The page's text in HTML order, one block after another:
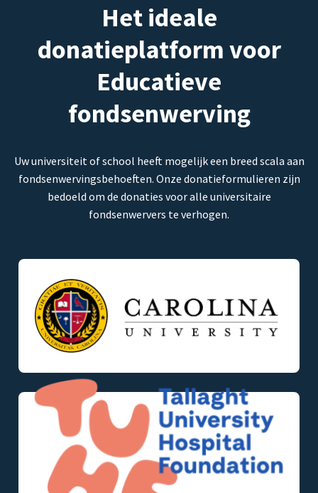
Het ideale
donatieplatform voor
Educatieve
fondsenwerving
Uw universiteit of school heeft mogelijk een breed scala aan
fondsenwervingsbehoeften. Onze donatieformulieren zijn
bedoeld om de donaties voor alle universitaire
fondsenwervers te verhogen.